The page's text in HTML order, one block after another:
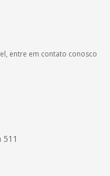
entre em contato conosco